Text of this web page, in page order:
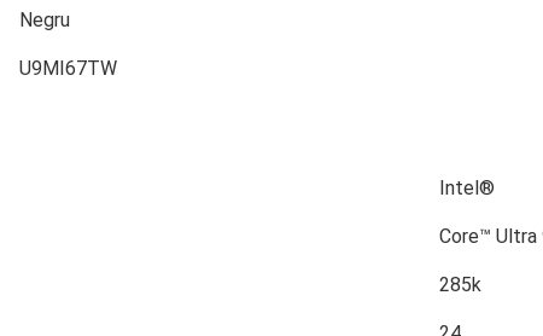
Negru
U9MI67TW
Intel®
Core™ Ultra
285k